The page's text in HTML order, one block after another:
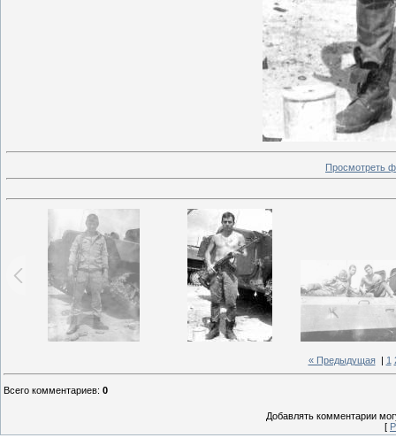
Просмотреть
« Предыдущая| 1
Всего комментариев: 0
Добавлять комментарии
[